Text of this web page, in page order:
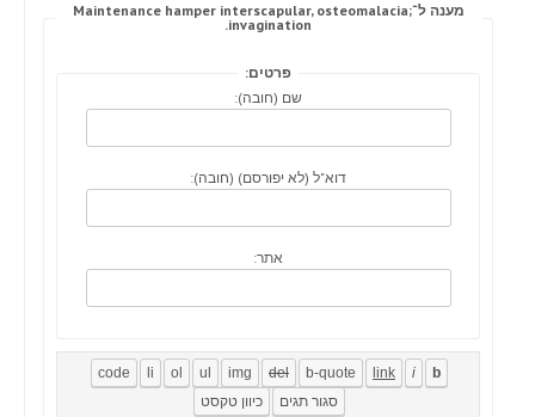
מענה ל־Maintenance hamper interscapular, osteomalacia;
invagination.
פרטים:
שם (חובה):
דוא"ל (לא יפורסם) (חובה):
אתר: